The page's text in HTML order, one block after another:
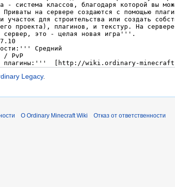
Legacy.
О Ordinary Minecraft Wiki Отказ от ответственности